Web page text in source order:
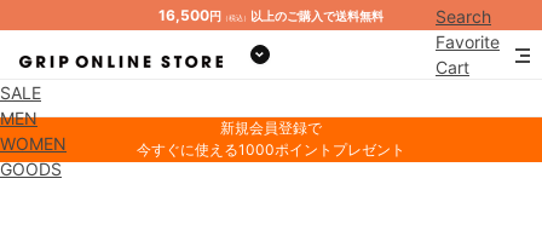
16,500円 （税込） 以上のご購入で送料無料
Search
Favorite
Cart
SALE
MEN
WOMEN
GOODS
新規会員登録で
今すぐに使える1000ポイントプレゼント